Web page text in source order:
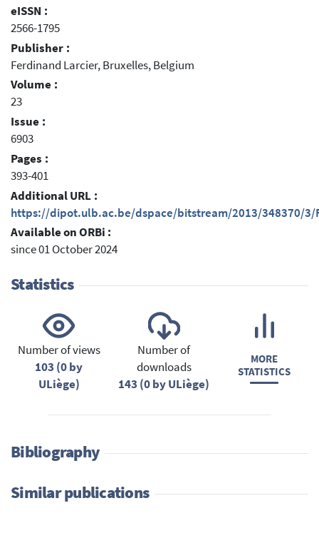
eISSN :
2566-1795
Publisher :
Ferdinand Larcier, Bruxelles, Belgium
Volume :
23
Issue :
6903
Pages :
393-401
Additional URL :
https://dipot.ulb.ac.be/dspace/bitstream/2013/348370/
Available on ORBi :
since 01 October 2024
Statistics
Number of views
103 (0 by
ULiège)
Number of
downloads
143 (0 by ULiège)
MORE
STATISTICS
Bibliography
Similar publications